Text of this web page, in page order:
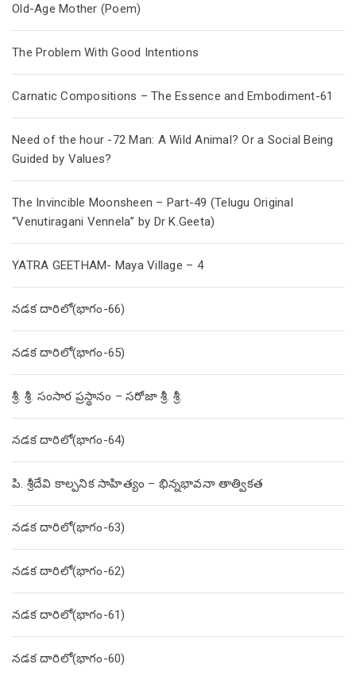
Old-Age Mother (Poem)
The Problem With Good Intentions
Carnatic Compositions – The Essence and Embodiment-61
Need of the hour -72 Man: A Wild Animal? Or a Social Being
Guided by Values?
The Invincible Moonsheen – Part-49 (Telugu Original
“Venutiragani Vennela” by Dr K.Geeta)
YATRA GEETHAM- Maya Village – 4
నడక దారిలో(భాగం-66)
నడక దారిలో(భాగం-65)
శ్రీ. శ్రీ. సంసార ప్రస్థానం – సరోజా శ్రీ. శ్రీ.
నడక దారిలో(భాగం-64)
పి. శ్రీదేవి కాల్పనిక సాహిత్యం – భిన్నభావనా తాత్వికత
నడక దారిలో(భాగం-63)
నడక దారిలో(భాగం-62)
నడక దారిలో(భాగం-61)
నడక దారిలో(భాగం-60)